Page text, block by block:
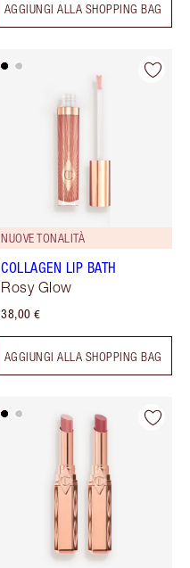
AGGIUNGI ALLA SHOPPING BAG
NUOVE TONALITÀ
COLLAGEN LIP BATH
Rosy Glow
38,00 €
AGGIUNGI ALLA SHOPPING BAG